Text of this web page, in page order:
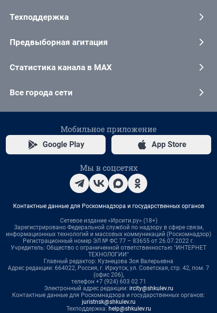
Техподдержка
Предвыборная агитация
Статистика канала в MAX
Все города сети
Мобильное приложение
Google Play App Store
Мы в соцсетях
Контактные данные для Роскомнадзора и государственных органов
Сетевое издание «Ирсити.ру» (18+)
Зарегистрировано Федеральной службой по надзору в сфере связи,
информационных технологий и массовых коммуникаций (Роскомнадзор)
Регистрационный номер ЭЛ № ФС 77 – 83655 от 26.07.2022 г.
Учредитель: Общество с ограниченной ответственностью "ИНТЕРНЕТ
ТЕХНОЛОГИИ"
Главный редактор: Кузнецова Зоя Валерьевна
Адрес редакции: 664022, Россия, г. Иркутск, ул. Советская, стр. 42, пом. 7
(офис 206),
телефон +7 (924) 603 02 71
Электронный адрес редакции: ircity@shkulev.ru
Контактные данные для Роскомнадзора и государственных органов:
juristnsk@shkulev.ru
Техподдержка: help@shkulev.ru